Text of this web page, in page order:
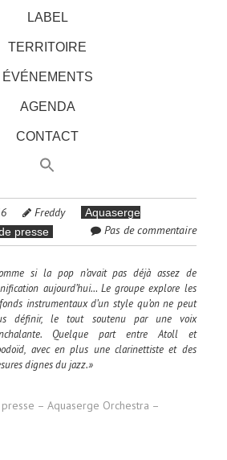
LABEL
TERRITOIRE
ÉVÉNEMENTS
AGENDA
CONTACT
Freddy
Aquaserge
presse Pas de commentaire
si la pop n’avait pas déjà assez de
aujourd’hui… Le groupe explore les
instrumentaux d’un style qu’on ne peut
définir, le tout soutenu par une voix
Quelque part entre Atoll et
avec en plus une clarinettiste et des
dignes du jazz.»
– Aquaserge Orchestra –